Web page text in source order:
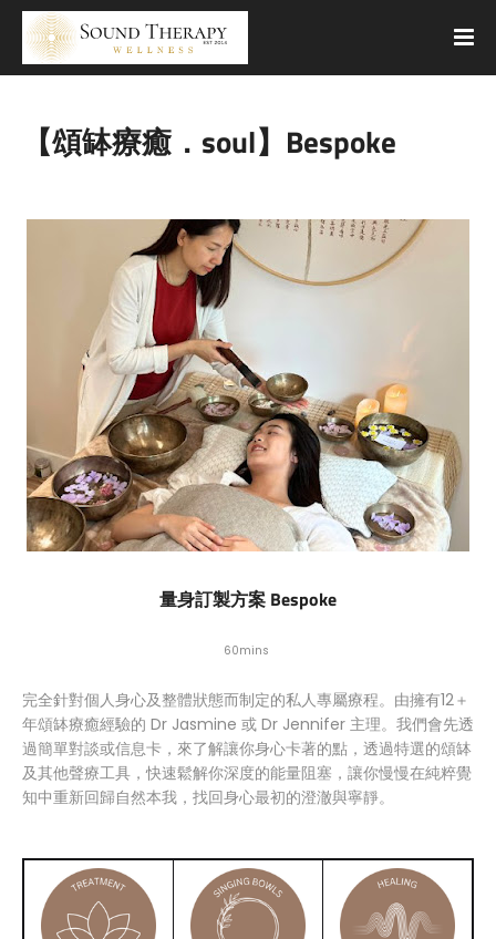
【頌缽療癒．soul】Bespoke
量身訂製方案 Bespoke
60mins
完全針對個人身心及整體狀態而制定的私人專屬療程。由擁有12＋
年頌缽療癒經驗的 Dr Jasmine 或 Dr Jennifer 主理。我們會先透
過簡單對談或信息卡，來了解讓你身心卡著的點，透過特選的頌缽
及其他聲療工具，快速鬆解你深度的能量阻塞，讓你慢慢在純粹覺
知中重新回歸自然本我，找回身心最初的澄澈與寧靜。